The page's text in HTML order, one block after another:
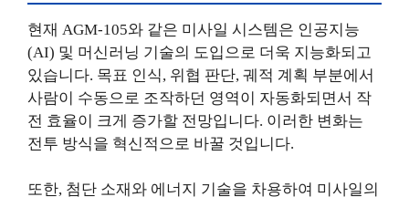
현재 AGM-105와 같은 미사일 시스템은 인공지능
(AI) 및 머신러닝 기술의 도입으로 더욱 지능화되고
있습니다. 목표 인식, 위협 판단, 궤적 계획 부분에서
사람이 수동으로 조작하던 영역이 자동화되면서 작
전 효율이 크게 증가할 전망입니다. 이러한 변화는
전투 방식을 혁신적으로 바꿀 것입니다.
또한, 첨단 소재와 에너지 기술을 차용하여 미사일의